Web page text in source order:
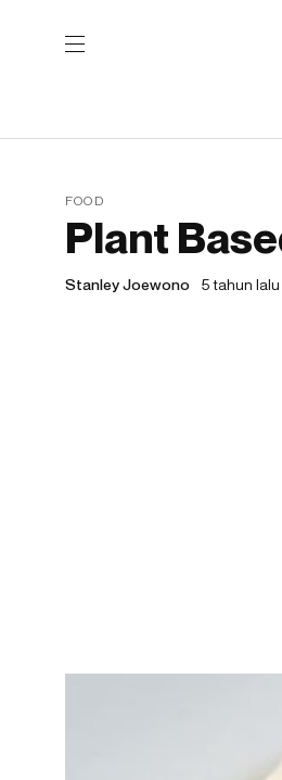
FOOD
Plant
Stanley Joewono 5 tahun lalu